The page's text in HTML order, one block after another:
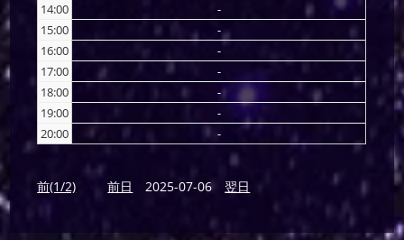
14:00
-
15:00
-
16:00
-
17:00
-
18:00
-
19:00
-
20:00
-
前(1/2) 前日 2025-07-06 翌日